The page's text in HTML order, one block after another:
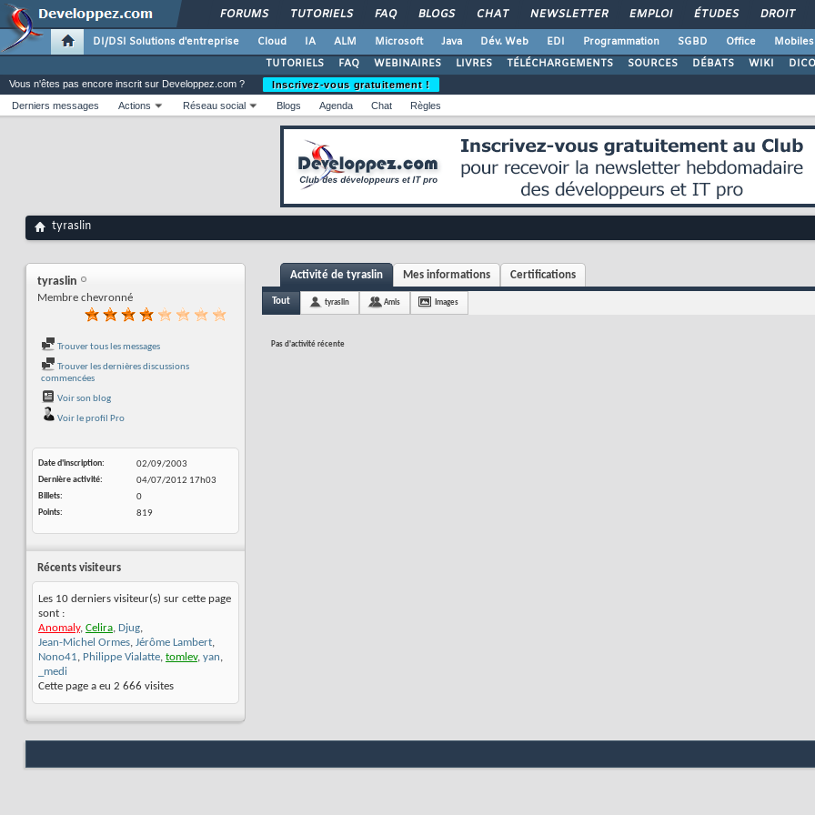
FORUMS TUTORIELS FAQ BLOGS CHAT NEWSLETTER EMPLOI ÉTUDES DROIT
DI/DSI Solutions d'entreprise Cloud IA ALM Microsoft Java Dév. Web EDI Programmation SGBD Office Mobiles
TUTORIELS
FAQ WEBINAIRES LIVRES TÉLÉCHARGEMENTS SOURCES DÉBATS WIKI DICO
Vous n'êtes pas encore inscrit sur Developpez.com ?
Inscrivez-vous gratuitement !
Derniers messages
Actions Réseau social Blogs Agenda Chat Règles
tyraslin
tyraslin
Membre chevronné
Trouver tous les messages
Trouver les dernières discussions
commencées
Voir son blog
Voir le profil Pro
Date d'inscription
02/09/2003
Dernière activité
04/07/2012 17h03
Billets
0
Points
819
Récents visiteurs
Les 10 derniers visiteur(s) sur cette page
sont :
Anomaly, Celira, Djug,
Jean-Michel Ormes, Jérôme Lambert,
Nono41, Philippe Vialatte, tomlev, yan,
_medi
Cette page a eu 2 666 visites
Activité de tyraslin Mes informations Certifications
Tout tyraslin Amis Images
Pas d'activité récente